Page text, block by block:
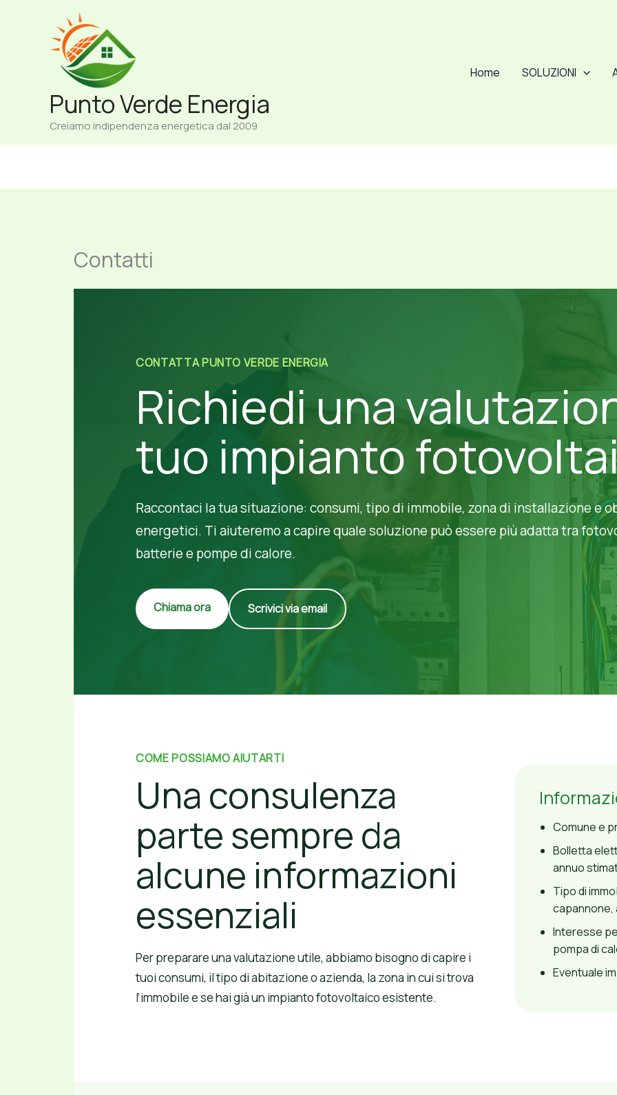
contenuto
Punto Verde Energia
Creiamo indipendenza energetica dal 2009
Home SOLUZIONI
Contatti
CONTATTA PUNTO VERDE ENERGIA
Richiedi una
tuo impianto
Raccontaci la tua situazione: consumi, tipo di immobile, zona di installazione e
energetici. Ti aiuteremo a capire quale soluzione può essere più adatta tra
batterie e pompe di calore.
Chiama ora Scrivici via email
COME POSSIAMO AIUTARTI
Una consulenza
parte sempre da
alcune informazioni
essenziali
Per preparare una valutazione utile, abbiamo bisogno di capire i
tuoi consumi, il tipo di abitazione o azienda, la zona in cui si trova
l’immobile e se hai già un impianto fotovoltaico esistente.
Comune e
Bolletta
annuo
Tipo di
capannone,
Interesse
pompa di
Eventuale